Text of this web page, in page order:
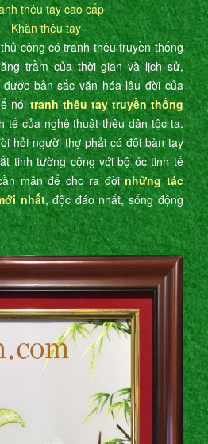
thêu tay cao cấp
Khăn thêu tay
công có tranh thêu truyền thống
trầm của thời gian và lịch sử,
bản sắc văn hóa lâu đời của
nóitranh thêu tay truyền thống
tế của nghệ thuật thêu dân tộc ta.
hỏi người thợ phải có đôi bàn tay
tinh tường cộng với bộ óc tinh tế
mẫn để cho ra đờinhững tác
nhất, độc đáo nhất, sống động